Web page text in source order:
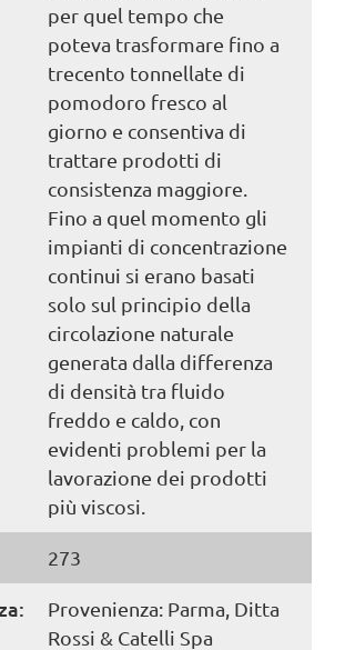
per quel tempo che
poteva trasformare fino a
trecento tonnellate di
pomodoro fresco al
giorno e consentiva di
trattare prodotti di
consistenza maggiore.
Fino a quel momento gli
impianti di concentrazione
continui si erano basati
solo sul principio della
circolazione naturale
generata dalla differenza
di densità tra fluido
freddo e caldo, con
evidenti problemi per la
lavorazione dei prodotti
più viscosi.
273
Provenienza: Parma, Ditta
Rossi & Catelli Spa